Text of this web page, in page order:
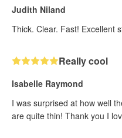
Judith Niland
Thick. Clear. Fast! Excellent
Really cool
Isabelle Raymond
I was surprised at how well
are quite thin! Thank you I